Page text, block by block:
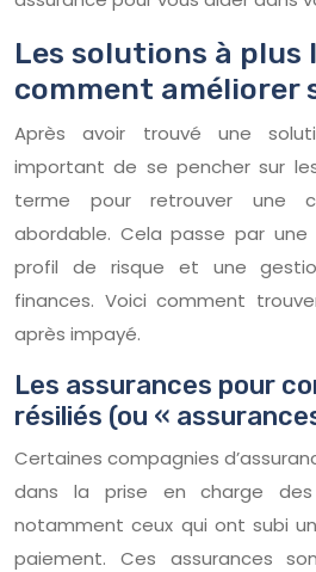
Les solutions à plus
comment améliorer
Après avoir trouvé une
important de se pencher sur
terme pour retrouver une
abordable. Cela passe par
profil de risque et une
finances. Voici comment
après impayé.
Les assurances pour
résiliés (ou «
Certaines compagnies
dans la prise en charge des
notamment ceux qui ont subi
paiement. Ces assurances